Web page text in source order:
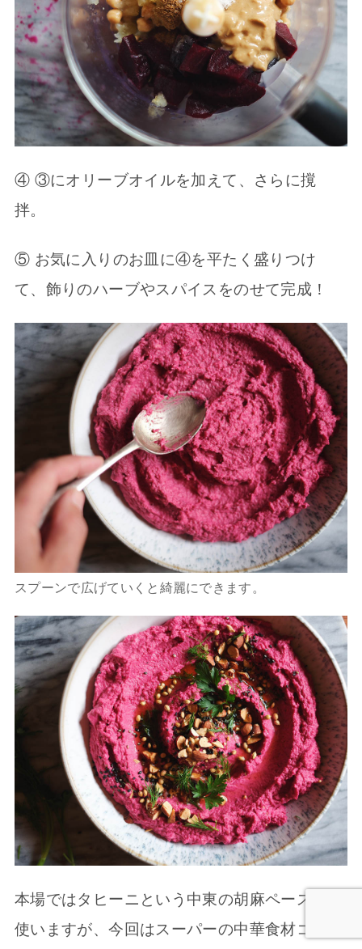
④ ③にオリーブオイルを加えて、さらに撹
拌。
⑤ お気に入りのお皿に④を平たく盛りつけ
て、飾りのハーブやスパイスをのせて完成！
スプーンで広げていくと綺麗にできます。
本場ではタヒーニという中東の胡麻ペーストを
使いますが、今回はスーパーの中華食材コーナ